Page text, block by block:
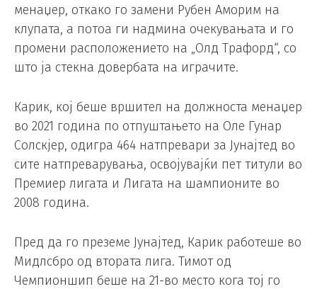
менаџер, откако го замени Рубен Аморим на
клупата, а потоа ги надмина очекувањата и го
промени расположението на „Олд Трафорд“, со
што ја стекна довербата на играчите.
Карик, кој беше вршител на должноста менаџер
во 2021 година по отпуштањето на Оле Гунар
Солскјер, одигра 464 натпревари за Јунајтед во
сите натпреварувања, освојувајќи пет титули во
Премиер лигата и Лигата на шампионите во
2008 година.
Пред да го преземе Јунајтед, Карик работеше во
Мидлсбро од втората лига. Тимот од
Чемпионшип беше на 21-во место кога тој го